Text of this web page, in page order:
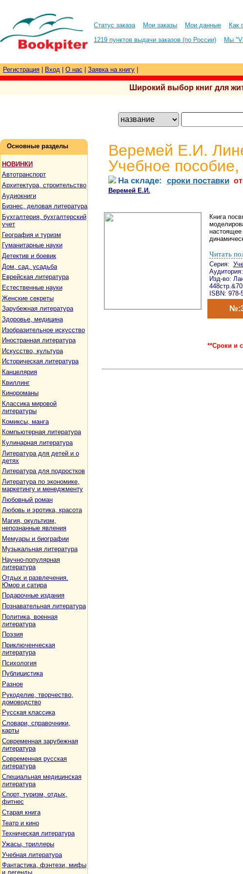
Статус заказа Мои заказы Мои данные Как
1219 пунктов выдачи заказов (по России)
Мы
Регистрация Вход О нас Заявка на книгу
Широкий выбор книг для
Основные разделы
НОВИНКИ
Автотранспорт
Архитектура, строительство
Аудиокниги
Бизнес, деловая литература
Бухгалтерия, бухгалтерский
учет
География и туризм
Гуманитарные науки
Детектив и боевик
Дом, сад, усадьба
Еврейская литература
Естественные науки
Женские секреты
Зарубежная литература
Здоровье, медицина
Изобразительное искусство
Иностранная литература
Искусство, культура
Историческая литература
Канцелярия
Квиллинг
Кинороманы
Классика мировой
литературы
Комиксы, манга
Компьютерная литература
Кулинарная литература
Литература для детей и о
детях
Литература для подростков
Литература по экономике,
маркетингу и менеджменту
Любовный роман
Любовь и эротика, красота
Магия, окультизм,
непознанные явления
Мемуары и биографии
Музыкальная литература
Научно-популярная
литература
Отдых и развлечения.
Юмор и сатира
Подарочные издания
Познавательная литература
Политика, военная
литература
Поэзия
Приключенческая
литература
Психология
Публицистика
Разное
Рукоделие, творчество,
домоводство
Русская классика
Словари, справочники,
карты
Современная зарубежная
литература
Современная русская
литература
Специальная медицинская
литература
Спорт, туризм, отдых,
фитнес
Старая книга
Театр и кино
Техническая литература
Ужасы, триллеры
Учебная литература
Фантастика, фэнтези, мифы
и легенды
Веремей Е.И.
Учебное пособие,
На складе: сроки поставки
Веремей Е.И.
Книга
настоящее
Читать
Серия:
Изд-во:
ISBN: 978-
**Сроки и